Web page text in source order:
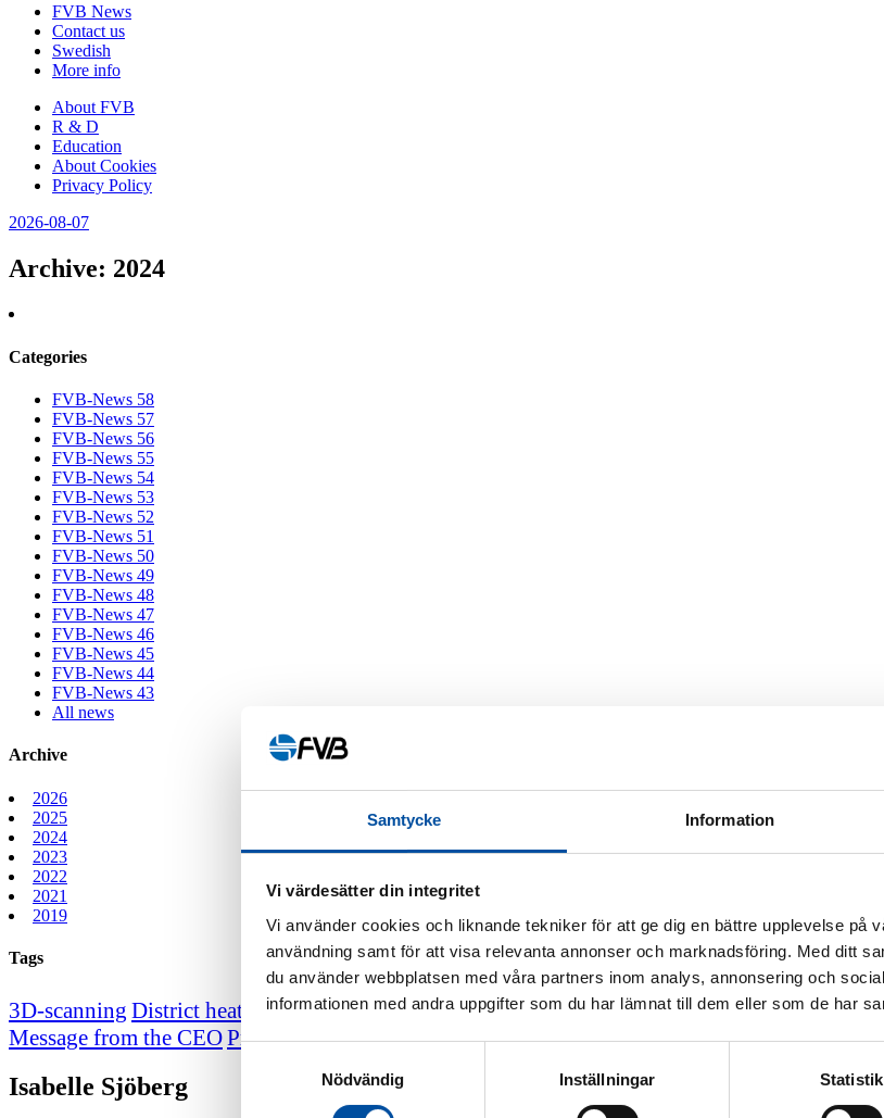
Samtycke Information
Vi värdesätter din integritet
Vi använder cookies och liknande tekniker för att ge dig en bättre upplevelse på
användning samt för att visa relevanta annonser och marknadsföring. Med ditt
du använder webbplatsen med våra partners inom analys, annonsering och
informationen med andra uppgifter som du har lämnat till dem eller som de har
Samtyckesval
Nödvändig
Inställningar Statistik
FVB News
Contact us
Swedish
More info
About FVB
R & D
Education
About Cookies
Privacy Policy
2026-08-07
Archive: 2024
Categories
FVB-News 58
FVB-News 57
FVB-News 56
FVB-News 55
FVB-News 54
FVB-News 53
FVB-News 52
FVB-News 51
FVB-News 50
FVB-News 49
FVB-News 48
FVB-News 47
FVB-News 46
FVB-News 45
FVB-News 44
FVB-News 43
All news
Archive
2026
2025
2024
2023
2022
2021
2019
Tags
3D-scanning District heating courseDistrict heating in the futureDistrict heating today Energy
Message from the CEOProfessor emeritus Sven Werner
Isabelle Sjöberg